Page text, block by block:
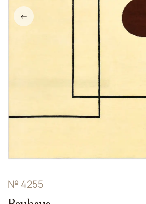
←
№ 4255